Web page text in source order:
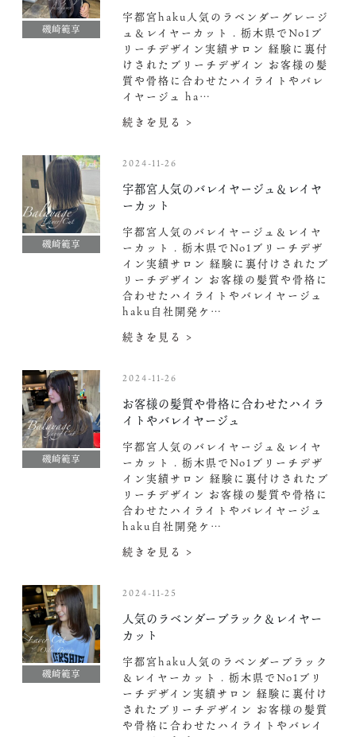
磯崎範享
宇都宮haku人気のラベンダーグレージ
ュ＆レイヤーカット . 栃木県でNo1ブ
リーチデザイン実績サロン 経験に裏付
けされたブリーチデザイン お客様の髪
質や骨格に合わせたハイライトやバレ
イヤージュ ha…
続きを見る >
磯崎範享
2024-11-26
宇都宮人気のバレイヤージュ＆レイヤ
ーカット
宇都宮人気のバレイヤージュ＆レイヤ
ーカット . 栃木県でNo1ブリーチデザ
イン実績サロン 経験に裏付けされたブ
リーチデザイン お客様の髪質や骨格に
合わせたハイライトやバレイヤージュ
haku自社開発ケ…
続きを見る >
磯崎範享
2024-11-26
お客様の髪質や骨格に合わせたハイラ
イトやバレイヤージュ
宇都宮人気のバレイヤージュ＆レイヤ
ーカット . 栃木県でNo1ブリーチデザ
イン実績サロン 経験に裏付けされたブ
リーチデザイン お客様の髪質や骨格に
合わせたハイライトやバレイヤージュ
haku自社開発ケ…
続きを見る >
磯崎範享
2024-11-25
人気のラベンダーブラック＆レイヤー
カット
宇都宮haku人気のラベンダーブラック
＆レイヤーカット . 栃木県でNo1ブリ
ーチデザイン実績サロン 経験に裏付け
されたブリーチデザイン お客様の髪質
や骨格に合わせたハイライトやバレイ